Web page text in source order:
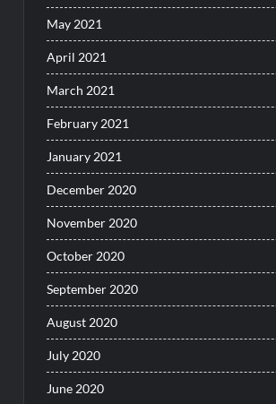
May 2021
April 2021
March 2021
February 2021
January 2021
December 2020
November 2020
October 2020
September 2020
August 2020
July 2020
June 2020